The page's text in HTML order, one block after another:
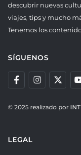
descubrir nuevas
viajes, tips y mucho
Tenemos los
SÍGUENOS
© 2025 realizado por
LEGAL